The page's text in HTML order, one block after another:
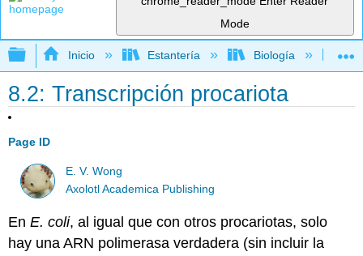
Mode
Expandir/contraer jerarquía global
Inicio Estantería Biología
8.2: Transcripción procariota
Page ID
E. V. Wong
Axolotl Academica Publishing
EnE. coli, al igual que con otros procariotas, solo
hay una ARN polimerasa verdadera (sin incluir la